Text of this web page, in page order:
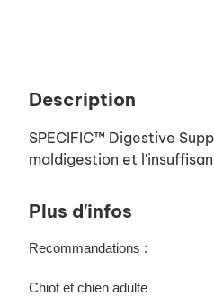
Description
SPECIFIC™ Digestive
maldigestion et
Plus d'infos
Recommandations :
Chiot et chien adulte